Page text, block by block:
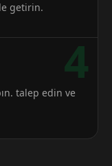
getirin.
4
talep edin ve